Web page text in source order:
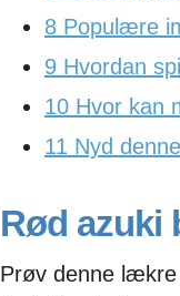
8 Populære
9 Hvordan
10 Hvor kan
11 Nyd
Rød azuki
Prøv denne lækre